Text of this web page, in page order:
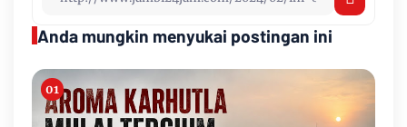
Anda mungkin menyukai postingan ini